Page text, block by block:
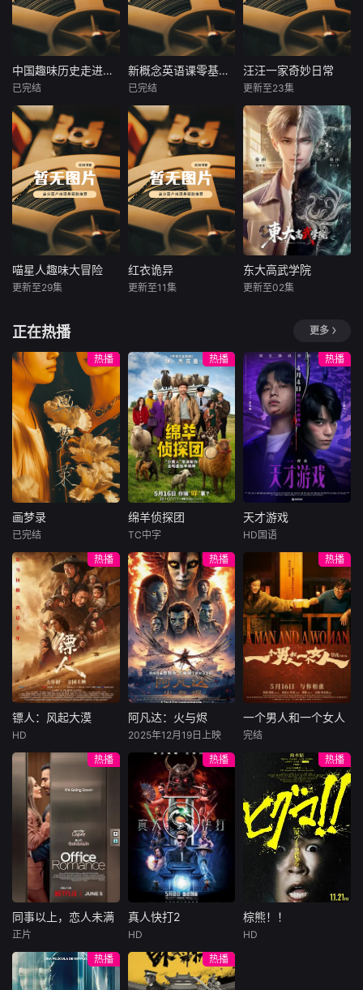
黏土打造一个个鲜
活可爱的小世界，
在轻松治愈的手工
时光里，种下热爱
创作的小小种子。
交流能力，还是为
英语考试做准备，
这门课程都能满足
需求，引领学习者
轻松掌握英语情景
对话技巧。
核心内容，摒弃打
骂式、说教式育儿
方式，拆解不同年
龄段孩子心理特
点，帮家长读懂孩
子行为背后的需
温和通透、懂孩
子、会引导的智慧
父母，建立松弛温
暖的亲子关系，滋
养孩子内心安全
感，培养自信懂
事、愿意倾听父母
的优质孩子。
外形特征与生活习
性；探寻海底地
形、海洋气候等趣
味知识，揭开大海
藏着的无数秘密。
课堂内容浅显易
别枯燥讲解，让孩
子跟着浪花一步步
解锁海洋奥秘。在
轻松的观看与学习
中，拓宽眼界、增
长见识，培养探索
自然的好奇心，树
立保护海洋、爱护
生态的意识，尽情
感受蓝色海洋独有
的魅力。
课程采用博物馆实
景拍摄与趣味动画
结合的形式，以生
活化场景和语言进
行场景化解读。让
孩子足不出户博览
文物之美同时，学
习历史文化，培养
对历史的兴趣。
中国趣味历史走进千年前的人间烟火
课程涵盖丰富有趣
的历史话题，如古
人结婚选在黄昏的
缘由、古代霸主被
活活饿死的故事、
古人身高、传统节
日渊源等。通过生
动讲解，课程将带
领学习者探索历史
的奇妙之处，挖掘
鲜为人知的历史细
识，激发对历史的
兴趣。
中国趣味历史走进千年前的人间烟火
已完结
新概念英语课零基础入门精讲2000单词
《新概念英语课》
是一门极具价值的
英语学习课程，依
托30年经典教材
《新概念英语》打
造。由高途课堂主
讲领读，适合零基
础入门者。课程精
讲2000单词，助
力学生锻炼英语听
说读写能力，追求
逐步升级。课程亮
点突出，便于反复
学习，内容干货满
满，且外研社出
版，更贴合中国孩
子，是提升英语能
力的优质选择。
新概念英语课零基础入门精讲2000单词
已完结
汪汪一家奇妙日常
《汪汪一家奇妙日
常》以形象软萌的
比熊妈妈、两只性
格鲜活的小狗为核
心主角，全程拟人
化演绎日常，穿搭
精致、神态生动，
兼具萌宠内容的治
愈感与动画角色的
代入感，精准命中
低龄儿童审美偏
故事的单元剧结
构，内容覆盖家庭
烘焙、超市购物、
温泉放松、溪边露
营、乡村撒欢、公
益环保等多元生活
化场景；既有“做蛋
糕翻车”的轻松搞笑
桥段，也有“体谅妈
妈辛劳主动分担”的
温情时刻，同时贯
穿小狗从贪玩到懂
事的成长主线，整
暖，田野、溪流、
星空、温泉等场景
氛围感十足，叙事
节奏舒缓松弛，既
可作为幼儿
汪汪一家奇妙日常
更新至23集
喵星人趣味大冒险
没有复杂剧情，只
有明亮治愈的卡通
画面、简单欢乐的
猫咪日常。
喵星人趣味大冒险
更新至29集
红衣诡异
报仇，竟化身最强
红衣诡异
红衣诡异
更新至11集
东大高武学院
灵气复苏的都
市，妖魔入侵威胁
来袭，天生废灵根
的少年秦雨体内意
外觉醒神力，被选
中成为神秘至强功
法万物生的传承
人。秦雨加入东大
高武学院后逐渐结
识侠肝义胆的一群
伙伴，一起修炼成
长，共同守护校园
和人族星球
东大高武学院
更新至02集
正在热播 更多
热播
画梦录
林柏叡
民国的上海滩，身
怀绝技的孤女画师
许雁真，意外与身
陷危局的融汇银行
总账姜心羽产生交
集。姜心羽遭人陷
害，只得与许雁真
结盟，彼时银行欲
将国宝名画低价卖
给外国人，许雁真
仿造名画、偷天换
日。几经波折，两
人联手在各方势力
的夹缝间巧妙周
旋，共历险阻，破
解重重困境。
画梦录
已完结
热播
绵羊侦探团
尼可拉斯·博朗
尼古拉斯·加利齐纳
牧羊人乔治
（休·杰克曼饰）最
爱给羊群读侦探小
说，没想到自己有
一天会离奇死亡。
他留下的3000万
巨额遗产，让每个
人貌似都有犯罪动
机。警察毫无头绪
“不务正业”迈出牧
场，追查牧羊人“躺
平
绵羊侦探团
TC中字
热播
天才游戏
李蔓瑄
穷途末路的天才少
年刘全龙（彭昱畅
饰），被偏执富家
公子陈伦（丁禹兮
饰）选中，被迫踏
入一场为他量身打
造的“换命游戏”。
豪华别墅、名车名
表、神秘女友全部
备齐，在陈伦的精
瞬间拥有顶配人
生。
天才游戏
HD国语
热播
镖人：风起大漠
于适
大漠之上，镖人、
官府、西域五大家
族等多方势力盘根
错节、暗潮涌动。
“天字第二号逃犯”
刀马接下特殊押镖
任务，和同伴一起
从西域护镖远赴长
安。不料，他们的
护送对象竟是“天字
郎……天下熙熙皆
为利来，各方势力
镖人：风起大漠
HD
热播
阿凡达：火与烬
佐伊·索尔达娜
西格妮·韦弗
影片聚焦杰克·萨利
与奈蒂莉一家的命
运起伏，在前作的
情感余波之上，深
刻描绘一个家族在
战火中如何成长、
并共同守护血脉相
连的情感纽带的历
程，从而将故事推
维度。此外，潘多
拉的全新领域也即
阿凡达：火与烬
2025年12月19日上映
热播
一个男人和一个女人
周汉宁
男人（黄渤
饰）和女人（倪妮
饰）飞机同时落
地，入住同一家酒
店，成为一墙之隔
的邻居。不够隔音
的房间暴露了男人
和女人因生活暂停
陷入的困境，健
康、家庭、婚姻、
一个男人和一个女人
完结
热播
同事以上，恋人未满
布雷特·戈德斯坦
贝蒂·吉尔平
同事以上，恋人未满
正片
热播
真人快打2
阿德莱恩·鲁道夫
杰西卡·麦克娜美
真人快打2
HD
热播
棕熊！！
棕熊！！
HD
热播
热播